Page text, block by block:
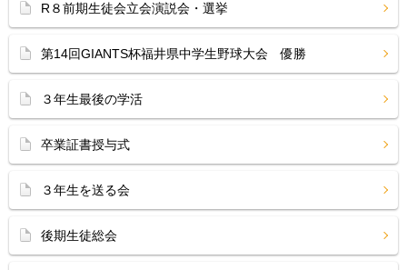
R８前期生徒会立会演説会・選挙
第14回GIANTS杯福井県中学生野球大会 優勝
３年生最後の学活
卒業証書授与式
３年生を送る会
後期生徒総会